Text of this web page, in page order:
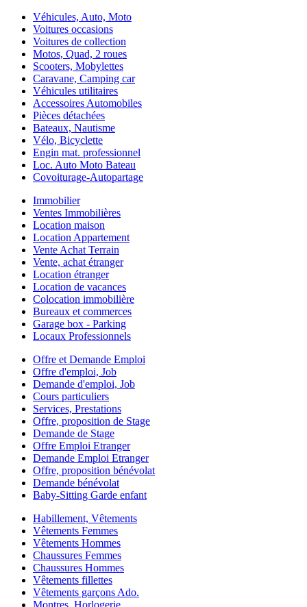
Véhicules, Auto, Moto
Voitures occasions
Voitures de collection
Motos, Quad, 2 roues
Scooters, Mobylettes
Caravane, Camping car
Véhicules utilitaires
Accessoires Automobiles
Pièces détachées
Bateaux, Nautisme
Vélo, Bicyclette
Engin mat. professionnel
Loc. Auto Moto Bateau
Covoiturage-Autopartage
Immobilier
Ventes Immobilières
Location maison
Location Appartement
Vente Achat Terrain
Vente, achat étranger
Location étranger
Location de vacances
Colocation immobilière
Bureaux et commerces
Garage box - Parking
Locaux Professionnels
Offre et Demande Emploi
Offre d'emploi, Job
Demande d'emploi, Job
Cours particuliers
Services, Prestations
Offre, proposition de Stage
Demande de Stage
Offre Emploi Etranger
Demande Emploi Etranger
Offre, proposition bénévolat
Demande bénévolat
Baby-Sitting Garde enfant
Habillement, Vêtements
Vêtements Femmes
Vêtements Hommes
Chaussures Femmes
Chaussures Hommes
Vêtements fillettes
Vêtements garçons Ado.
Montres, Horlogerie